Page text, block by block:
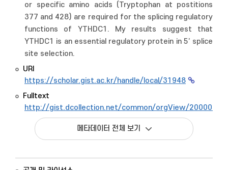
or specific amino acids (Tryptophan at postitions
377 and 428) are required for the splicing regulatory
functions of YTHDC1. My results suggest that
YTHDC1 is an essential regulatory protein in 5’ splice
site selection.
URI
https://scholar.gist.ac.kr/handle/local/31948
Fulltext
http://gist.dcollection.net/common/orgView/
메타데이터 전체 보기